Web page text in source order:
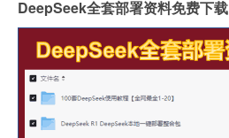
DeepSeek全套部署资料免费下载